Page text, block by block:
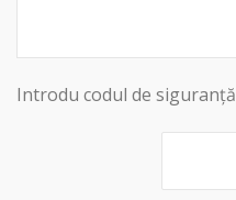
Introdu codul de siguranță